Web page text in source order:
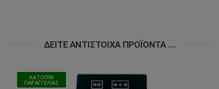
ΔΕΊΤΕ ΑΝΤΊΣΤΟΙΧΑ ΠΡΟΪΌΝΤΑ ...
ΚΑΤΌΠΙΝ
ΠΑΡΑΓΓΕΛΊΑΣ